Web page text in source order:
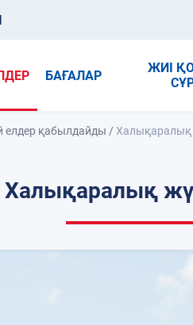
БАҒАЛАР
ЖИІ
елдер қабылдайды / Халықаралық
Халықаралық